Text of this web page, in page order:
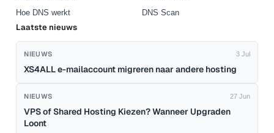
Hoe DNS werkt
DNS Scan
Laatste nieuws
NIEUWS 3 Jul
XS4ALL e-mailaccount migreren naar andere hosting
NIEUWS 27 Jun
VPS of Shared Hosting Kiezen? Wanneer Upgraden
Loont